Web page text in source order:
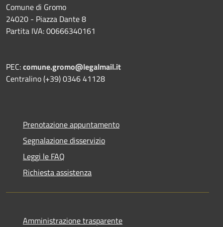
Comune di Gromo
24020 - Piazza Dante 8
Partita IVA: 00666340161
PEC:comune.gromo@legalmail.it
Centralino (+39) 0346 41128
Prenotazione appuntamento
Segnalazione disservizio
Leggi le FAQ
Richiesta assistenza
Amministrazione trasparente